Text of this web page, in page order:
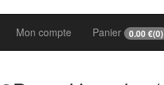
Mon compte Panier 0.00 €(0)